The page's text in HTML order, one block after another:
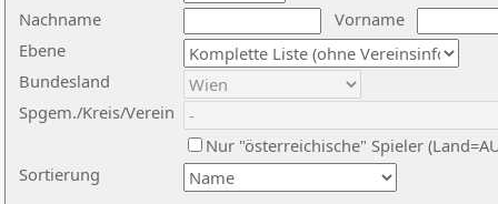
Nachname
Vorname
Ebene
Sortierung
Bundesland
Spgem./Kreis/Verein
Nur "österreichische" Spieler